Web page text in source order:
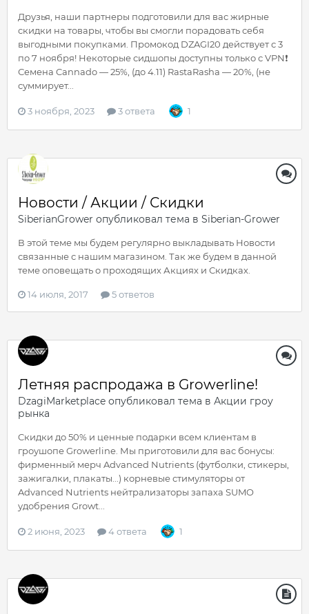
Друзья, наши партнеры подготовили для вас жирные
скидки на товары, чтобы вы смогли порадовать себя
выгодными покупками. Промокод DZAGI20 действует с 3
по 7 ноября! Некоторые сидшопы доступны только с VPN❗️
Семена Cannado — 25%, (до 4.11) RastaRasha — 20%, (не
суммирует...
3 ноября, 2023 3 ответа 1
Новости / Акции / Скидки
SiberianGrower опубликовал тема в Siberian-Grower
В этой теме мы будем регулярно выкладывать Новости
связанные с нашим магазином. Так же будем в данной
теме оповещать о проходящих Акциях и Скидках.
14 июля, 2017 5 ответов
Летняя распродажа в Growerline!
DzagiMarketplace опубликовал тема в Акции гроу
рынка
Cкидки до 50% и ценные подарки всем клиентам в
гроушопе Growerline. Мы приготовили для ваc бонусы:
фирменный мерч Advanced Nutrients (футболки, стикеры,
зажигалки, плакаты...) корневые стимуляторы от
Advanced Nutrients нейтрализаторы запаха SUMO
удобрения Growt...
2 июня, 2023 4 ответа 1